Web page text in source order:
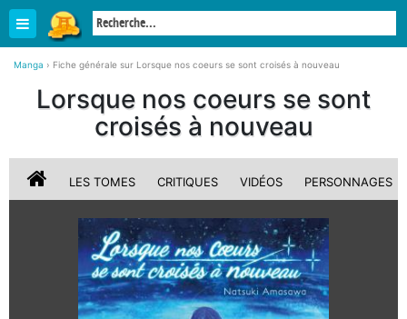
Manga › Fiche générale sur Lorsque nos coeurs se sont croisés à nouveau
Lorsque nos coeurs se sont
croisés à nouveau
LES TOMES CRITIQUES VIDÉOS PERSONNAGES